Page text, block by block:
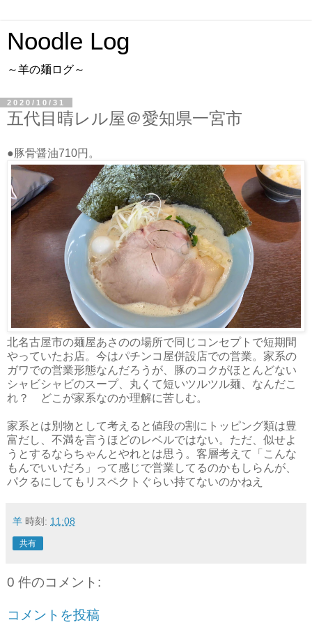
Noodle Log
～羊の麺ログ～
2020/10/31
五代目晴レル屋＠愛知県一宮市
●豚骨醤油710円。
北名古屋市の麺屋あさのの場所で同じコンセプトで短期間
やっていたお店。今はパチンコ屋併設店での営業。家系の
ガワでの営業形態なんだろうが、豚のコクがほとんどない
シャビシャビのスープ、丸くて短いツルツル麺、なんだこ
れ？ どこが家系なのか理解に苦しむ。
家系とは別物として考えると値段の割にトッピング類は豊
富だし、不満を言うほどのレベルではない。ただ、似せよ
うとするならちゃんとやれとは思う。客層考えて「こんな
もんでいいだろ」って感じで営業してるのかもしらんが、
パクるにしてもリスペクトぐらい持てないのかねえ
羊 時刻: 11:08
共有
0 件のコメント:
コメントを投稿